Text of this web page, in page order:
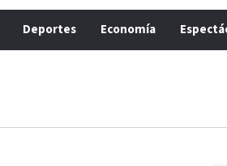
Deportes Economía